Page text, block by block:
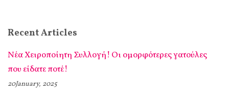
Recent Articles
Νέα Χειροποίητη Συλλογή! Οι ομορφότερες γατούλες
που είδατε ποτέ!
20January, 2025